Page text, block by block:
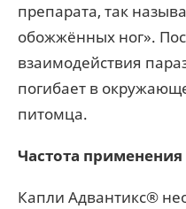
препарата, так
обожжённых ног».
взаимодействия
погибает в
питомца.
Частота применения
Капли Адвантикс®